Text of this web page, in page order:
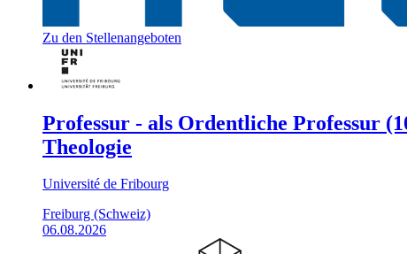
Zu den Stellenangeboten
Professur - als Ordentliche Professur
Theologie
Université de Fribourg
Freiburg (Schweiz)
06.08.2026